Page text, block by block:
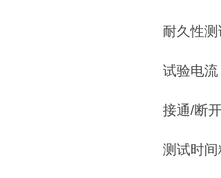
耐久性
试验电
接通/断
测试时